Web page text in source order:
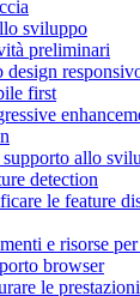
sviluppo
preliminari
design
first
allo
detection
le feature
e risorse
browser
le prestazioni